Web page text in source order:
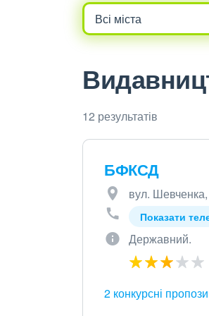
12 результатів
БФКСД
вул.
Показати
Державний.
2 конкурсні